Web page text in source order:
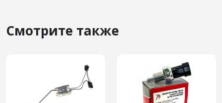
Смотрите также